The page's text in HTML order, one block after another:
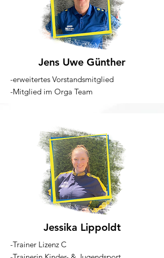
Jens Uwe Günther
-erweitertes Vorstandsmitglied
-Mitglied im Orga Team
Jessika Lippoldt
-Trainer Lizenz C